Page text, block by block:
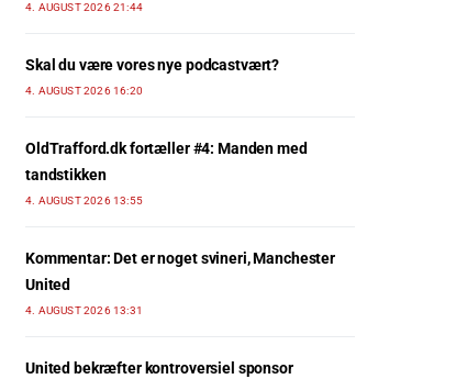
4. AUGUST 2026 21:44
Skal du være vores nye podcastvært?
4. AUGUST 2026 16:20
OldTrafford.dk fortæller #4: Manden med
tandstikken
4. AUGUST 2026 13:55
Kommentar: Det er noget svineri, Manchester
United
4. AUGUST 2026 13:31
United bekræfter kontroversiel sponsor